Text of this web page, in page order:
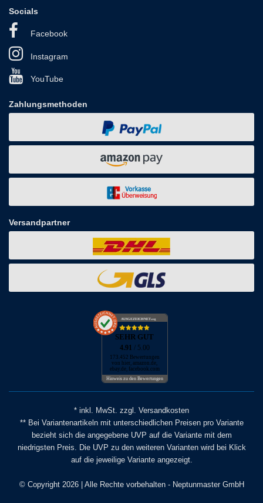
Socials
Facebook
Instagram
YouTube
Zahlungsmethoden
Versandpartner
AUSGEZEICHNET.org
SEHR GUT
4.91 / 5.00
173.452 Bewertungen
von hier, amazon.de,
ebay.de, facebook.com
Hinweis zu den Bewertungen
* inkl. MwSt. zzgl. Versandkosten
** Bei Variantenartikeln mit unterschiedlichen Preisen pro Variante
bezieht sich die angegebene UVP auf die Variante mit dem
niedrigsten Preis. Die UVP zu den weiteren Varianten wird bei Klick
auf die jeweilige Variante angezeigt.
© Copyright 2026 | Alle Rechte vorbehalten - Neptunmaster GmbH